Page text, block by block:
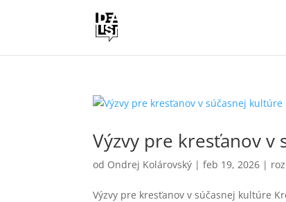
Výzvy pre kresťanov v
od Ondrej Kolárovský |feb 19, 2026 |
Výzvy pre kresťanov v súčasnej kultúre